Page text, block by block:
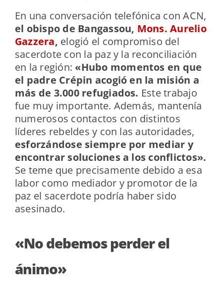
En una conversación telefónica con ACN,
el obispo de Bangassou, Mons. Aurelio
Gazzera, elogió el compromiso del
sacerdote con la paz y la reconciliación
en la región: «Hubo momentos en que
el padre Crépin acogió en la misión a
más de 3.000 refugiados. Este trabajo
fue muy importante. Además, mantenía
numerosos contactos con distintos
líderes rebeldes y con las autoridades,
esforzándose siempre por mediar y
encontrar soluciones a los conflictos».
Se teme que precisamente debido a esa
labor como mediador y promotor de la
paz el sacerdote podría haber sido
asesinado.
«No debemos perder el
ánimo»